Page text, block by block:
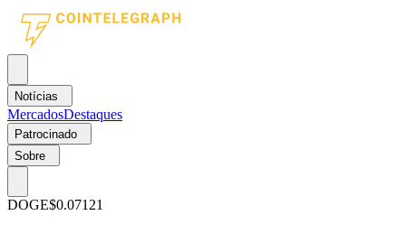
Notícias
MercadosDestaques
Patrocinado
Sobre
DOGE$0.07121